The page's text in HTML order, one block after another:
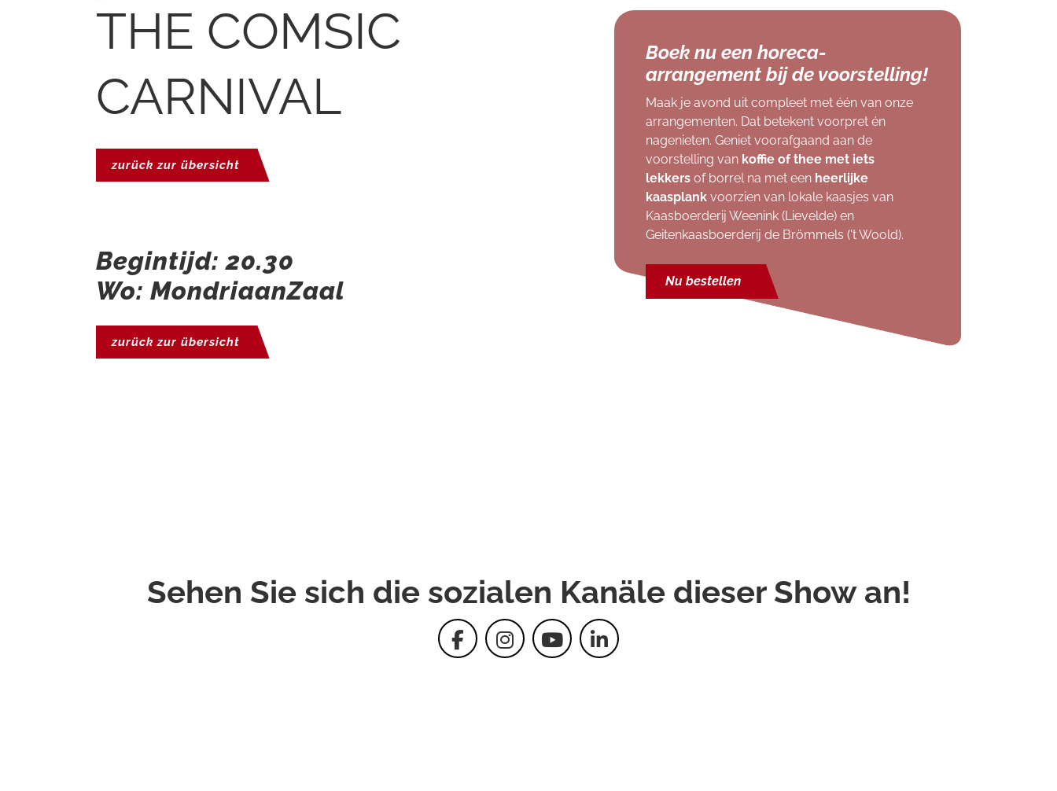
THE COMSIC
CARNIVAL
zurück zur übersicht
Begintijd: 20.30
Wo: MondriaanZaal
zurück zur übersicht
Boek nu een horeca-
arrangement bij de voorstelling!
Maak je avond uit compleet met één van onze
arrangementen. Dat betekent voorpret én
nagenieten. Geniet voorafgaand aan de
voorstelling van koffie of thee met iets
lekkers of borrel na met een heerlijke
kaasplankvoorzien van lokale kaasjes van
Kaasboerderij Weenink (Lievelde) en
Geitenkaasboerderij de Brömmels ('t Woold).
Nu bestellen
Sehen Sie sich die sozialen Kanäle dieser Show an!